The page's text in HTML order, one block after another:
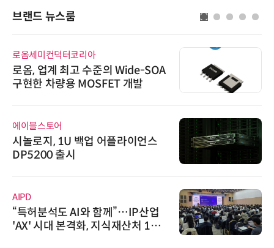
브랜드 뉴스룸
로옴세미컨덕터코리아
로옴, 업계 최고 수준의 Wide-SOA
구현한 차량용 MOSFET 개발
에이블스토어
시놀로지, 1U 백업 어플라이언스
DP5200 출시
AIPD
“특허분석도 AI와 함께”…IP산업
'AX' 시대 본격화, 지식재산처 1호